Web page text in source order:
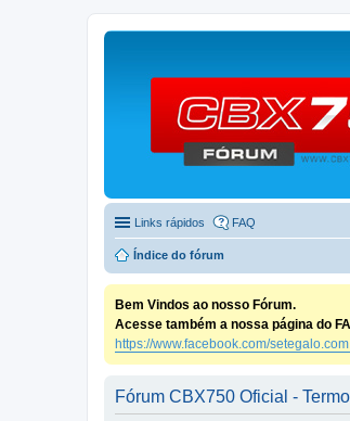
Links rápidos FAQ
Índice do fórum
Bem Vindos ao nosso Fórum.
Acesse também a nossa página do
https://www.facebook.com/
Fórum CBX750 Oficial -